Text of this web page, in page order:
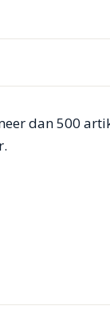
dan 500